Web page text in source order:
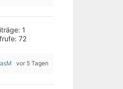
1
72
vor 5 Tagen